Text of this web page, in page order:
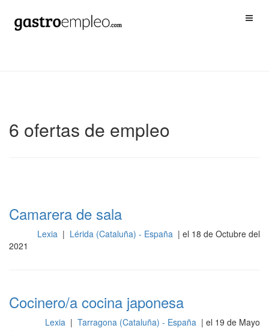
6 ofertas de empleo
Camarera de sala
Lexia | Lérida (Cataluña) - España | el 18 de Octubre del
2021
Cocinero/a cocina japonesa
Lexia | Tarragona (Cataluña) - España | el 19 de Mayo